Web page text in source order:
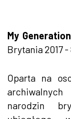
My Generation
Brytania 2017 -
Oparta na
narodzin